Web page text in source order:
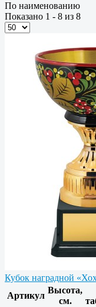
По наименованию
Показано 1 - 8 из 8
Кубок наградной
Артикул
Высота,
см.